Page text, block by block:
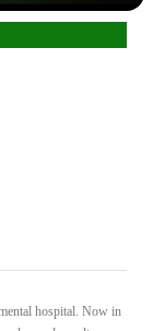
hospital. Now in